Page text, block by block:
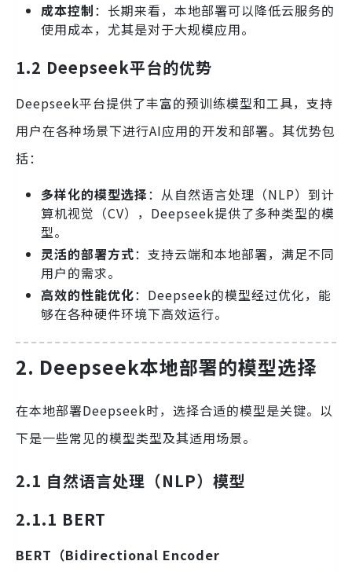
成本控制：长期来看，本地部署可以降低云服务的
使用成本，尤其是对于大规模应用。
1.2 Deepseek平台的优势
Deepseek平台提供了丰富的预训练模型和工具，支持
用户在各种场景下进行AI应用的开发和部署。其优势包
括：
多样化的模型选择：从自然语言处理（NLP）到计
算机视觉（CV），Deepseek提供了多种类型的模
型。
灵活的部署方式：支持云端和本地部署，满足不同
用户的需求。
高效的性能优化：Deepseek的模型经过优化，能
够在各种硬件环境下高效运行。
2. Deepseek本地部署的模型选择
在本地部署Deepseek时，选择合适的模型是关键。以
下是一些常见的模型类型及其适用场景。
2.1 自然语言处理（NLP）模型
2.1.1 BERT
BERT（Bidirectional Encoder